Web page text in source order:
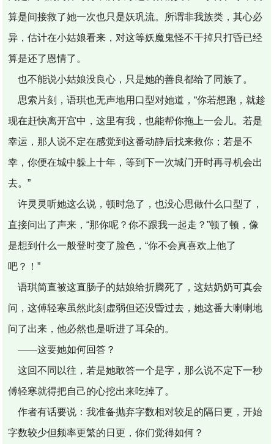
算是间接救了她一次也只是妖巩流。所谓非我族类，其心必
异，估计在小姑娘看来，对这等妖魔鬼怪不干掉只打昏已经
算是还了恩情了。
也不能说小姑娘没良心，只是她的善良都给了同族了。
思索片刻，语琪也无声地用口型对她道，“你若想跑，就趁
现在赶快离开宫中，这里有我，也能帮你拖上一会儿。若是
幸运，那人说不定在感觉到这番动静后找来救你；若是不
幸，你便在城中躲上十年，等到下一次城门开时再寻机会出
去。”
许灵灵听她这么说，顿时急了，也没心思做什么口型了，
直接问出了声来，“那你呢？你不跟我一起走？”顿了顿，像
是想到什么一般登时变了脸色，“你不会真喜欢上他了
吧？！”
语琪简直被这直肠子的姑娘给折腾死了，这姑奶奶可真会
问，这傅轻寒虽然此刻虚弱但还没昏过去，她这番大喇喇地
问了出来，他必然也是听进了耳朵的。
——这要她如何回答？
这回不同以往，若是她敢答一个是字，那么说不定下一秒
傅轻寒就得把自己的心挖出来吃掉了。
作者有话要说：我准备抛弃字数相对较足的隔日更，开始
字数较少但频率更繁的日更，你们觉得如何？